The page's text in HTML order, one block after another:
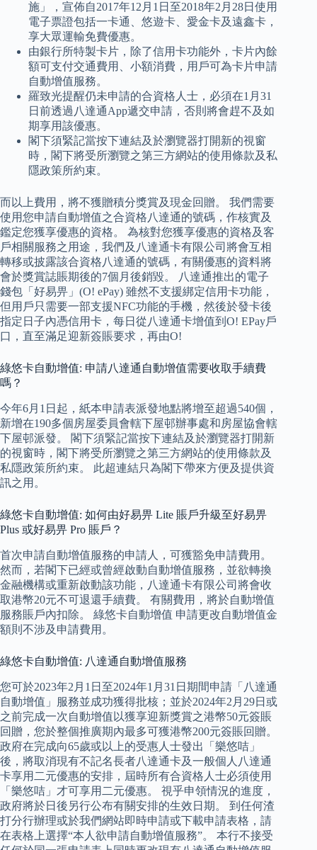
施」，宣佈自2017年12月1日至2018年2月28日使用
電子票證包括一卡通、悠遊卡、愛金卡及遠鑫卡，
享大眾運輸免費優惠。
由銀行所特製卡片，除了信用卡功能外，卡片內餘
額可支付交通費用、小額消費，用戶可為卡片申請
自動增值服務。
羅致光提醒仍未申請的合資格人士，必須在1月31
日前透過八達通App遞交申請，否則將會趕不及如
期享用該優惠。
閣下須緊記當按下連結及於瀏覽器打開新的視窗
時，閣下將受所瀏覽之第三方網站的使用條款及私
隱政策所約束。
而以上費用，將不獲贈積分獎賞及現金回贈。 我們需要
使用您申請自動增值之合資格八達通的號碼，作核實及
鑑定您獲享優惠的資格。 為核對您獲享優惠的資格及客
戶相關服務之用途，我們及八達通卡有限公司將會互相
轉移或披露該合資格八達通的號碼，有關優惠的資料將
會於獎賞誌賬期後的7個月後銷毀。 八達通推出的電子
錢包「好易畀」(O! ePay) 雖然不支援綁定信用卡功能，
但用戶只需要一部支援NFC功能的手機，然後於發卡後
指定日子內憑信用卡，每日從八達通卡增值到O! EPay戶
口，直至滿足迎新簽賬要求，再由O!
綠悠卡自動增值: 申請八達通自動增值需要收取手續費
嗎？
今年6月1日起，紙本申請表派發地點將增至超過540個，
新增在190多個房屋委員會轄下屋邨辦事處和房屋協會轄
下屋邨派發。 閣下須緊記當按下連結及於瀏覽器打開新
的視窗時，閣下將受所瀏覽之第三方網站的使用條款及
私隱政策所約束。 此超連結只為閣下帶來方便及提供資
訊之用。
綠悠卡自動增值: 如何由好易畀 Lite 賬戶升級至好易畀
Plus 或好易畀 Pro 賬戶？
首次申請自動增值服務的申請人，可獲豁免申請費用。
然而，若閣下已經或曾經啟動自動增值服務，並欲轉換
金融機構或重新啟動該功能，八達通卡有限公司將會收
取港幣20元不可退還手續費。 有關費用，將於自動增值
服務賬戶內扣除。 綠悠卡自動增值 申請更改自動增值金
額則不涉及申請費用。
綠悠卡自動增值: 八達通自動增值服務
您可於2023年2月1日至2024年1月31日期間申請「八達通
自動增值」服務並成功獲得批核；並於2024年2月29日或
之前完成一次自動增值以獲享迎新獎賞之港幣50元簽賬
回贈，您於整個推廣期內最多可獲港幣200元簽賬回贈。
政府在完成向65歲或以上的受惠人士發出「樂悠咭」
後，將取消現有不記名長者八達通卡及一般個人八達通
卡享用二元優惠的安排，屆時所有合資格人士必須使用
「樂悠咭」才可享用二元優惠。 視乎申領情況的進度，
政府將於日後另行公布有關安排的生效日期。 到任何渣
打分行辦理或於我們網站即時申請或下載申請表格，請
在表格上選擇“本人欲申請自動增值服務”。 本行不接受